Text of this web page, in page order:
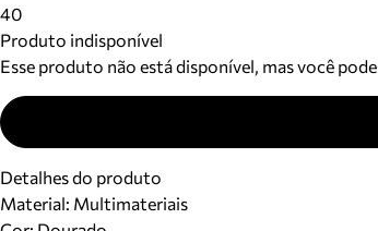
40
Produto indisponível
Esse produto não está disponível, mas você pode
Detalhes do produto
Material: Multimateriais